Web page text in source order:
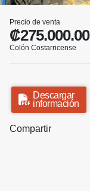
Precio de venta
Colón Costarricense
Descargar
información
Compartir